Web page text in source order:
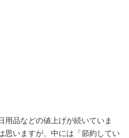
品などの値上げが続いていま
思いますが、中には「節約してい